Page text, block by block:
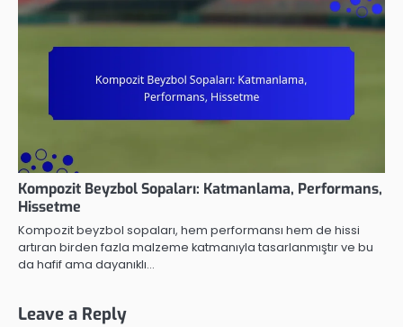
Kompozit Beyzbol Sopaları: Katmanlama, Performans,
Hissetme
Kompozit beyzbol sopaları, hem performansı hem de hissi
artıran birden fazla malzeme katmanıyla tasarlanmıştır ve bu
da hafif ama dayanıklı…
Leave a Reply